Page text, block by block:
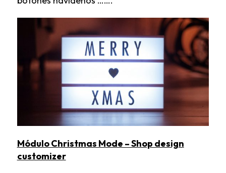
Módulo Christmas Mode – Shop design
customizer